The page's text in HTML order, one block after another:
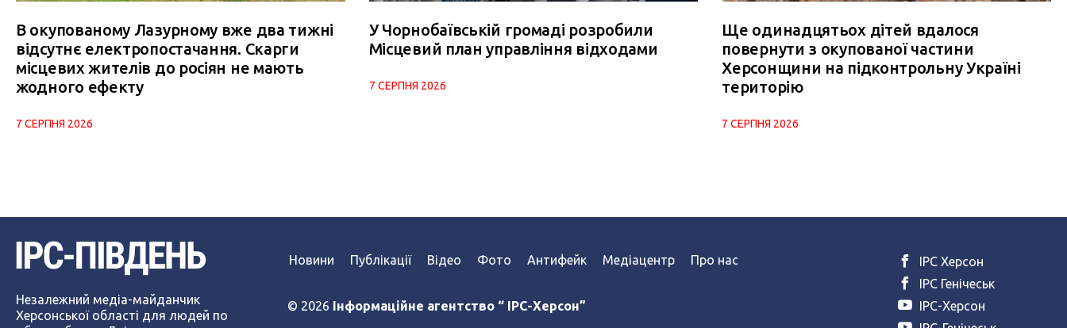
В окупованому Лазурному вже два тижні
відсутнє електропостачання. Скарги
місцевих жителів до росіян не мають
жодного ефекту
7 СЕРПНЯ 2026
У Чорнобаївській громаді розробили
Місцевий план управління відходами
7 СЕРПНЯ 2026
Ще одинадцятьох дітей вдалося
повернути з окупованої частини
Херсонщини на підконтрольну Україні
територію
7 СЕРПНЯ 2026
Незалежний медіа-майданчик
Херсонської області для людей по
Новини Публікації Відео Фото Антифейк Медіацентр Про нас
© 2026 Інформаційне агентство “ IPC-Херсон”
ІРС Херсон
ІРС Генічеськ
ІРС-Херсон